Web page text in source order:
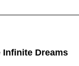
Infinite Dreams